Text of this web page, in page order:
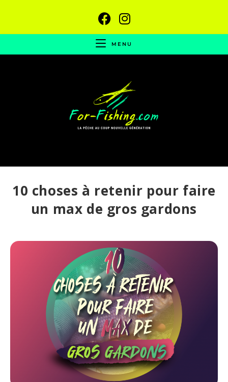
MENU
10 choses à retenir pour faire
un max de gros gardons